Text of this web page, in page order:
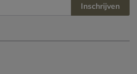
Inschrijven